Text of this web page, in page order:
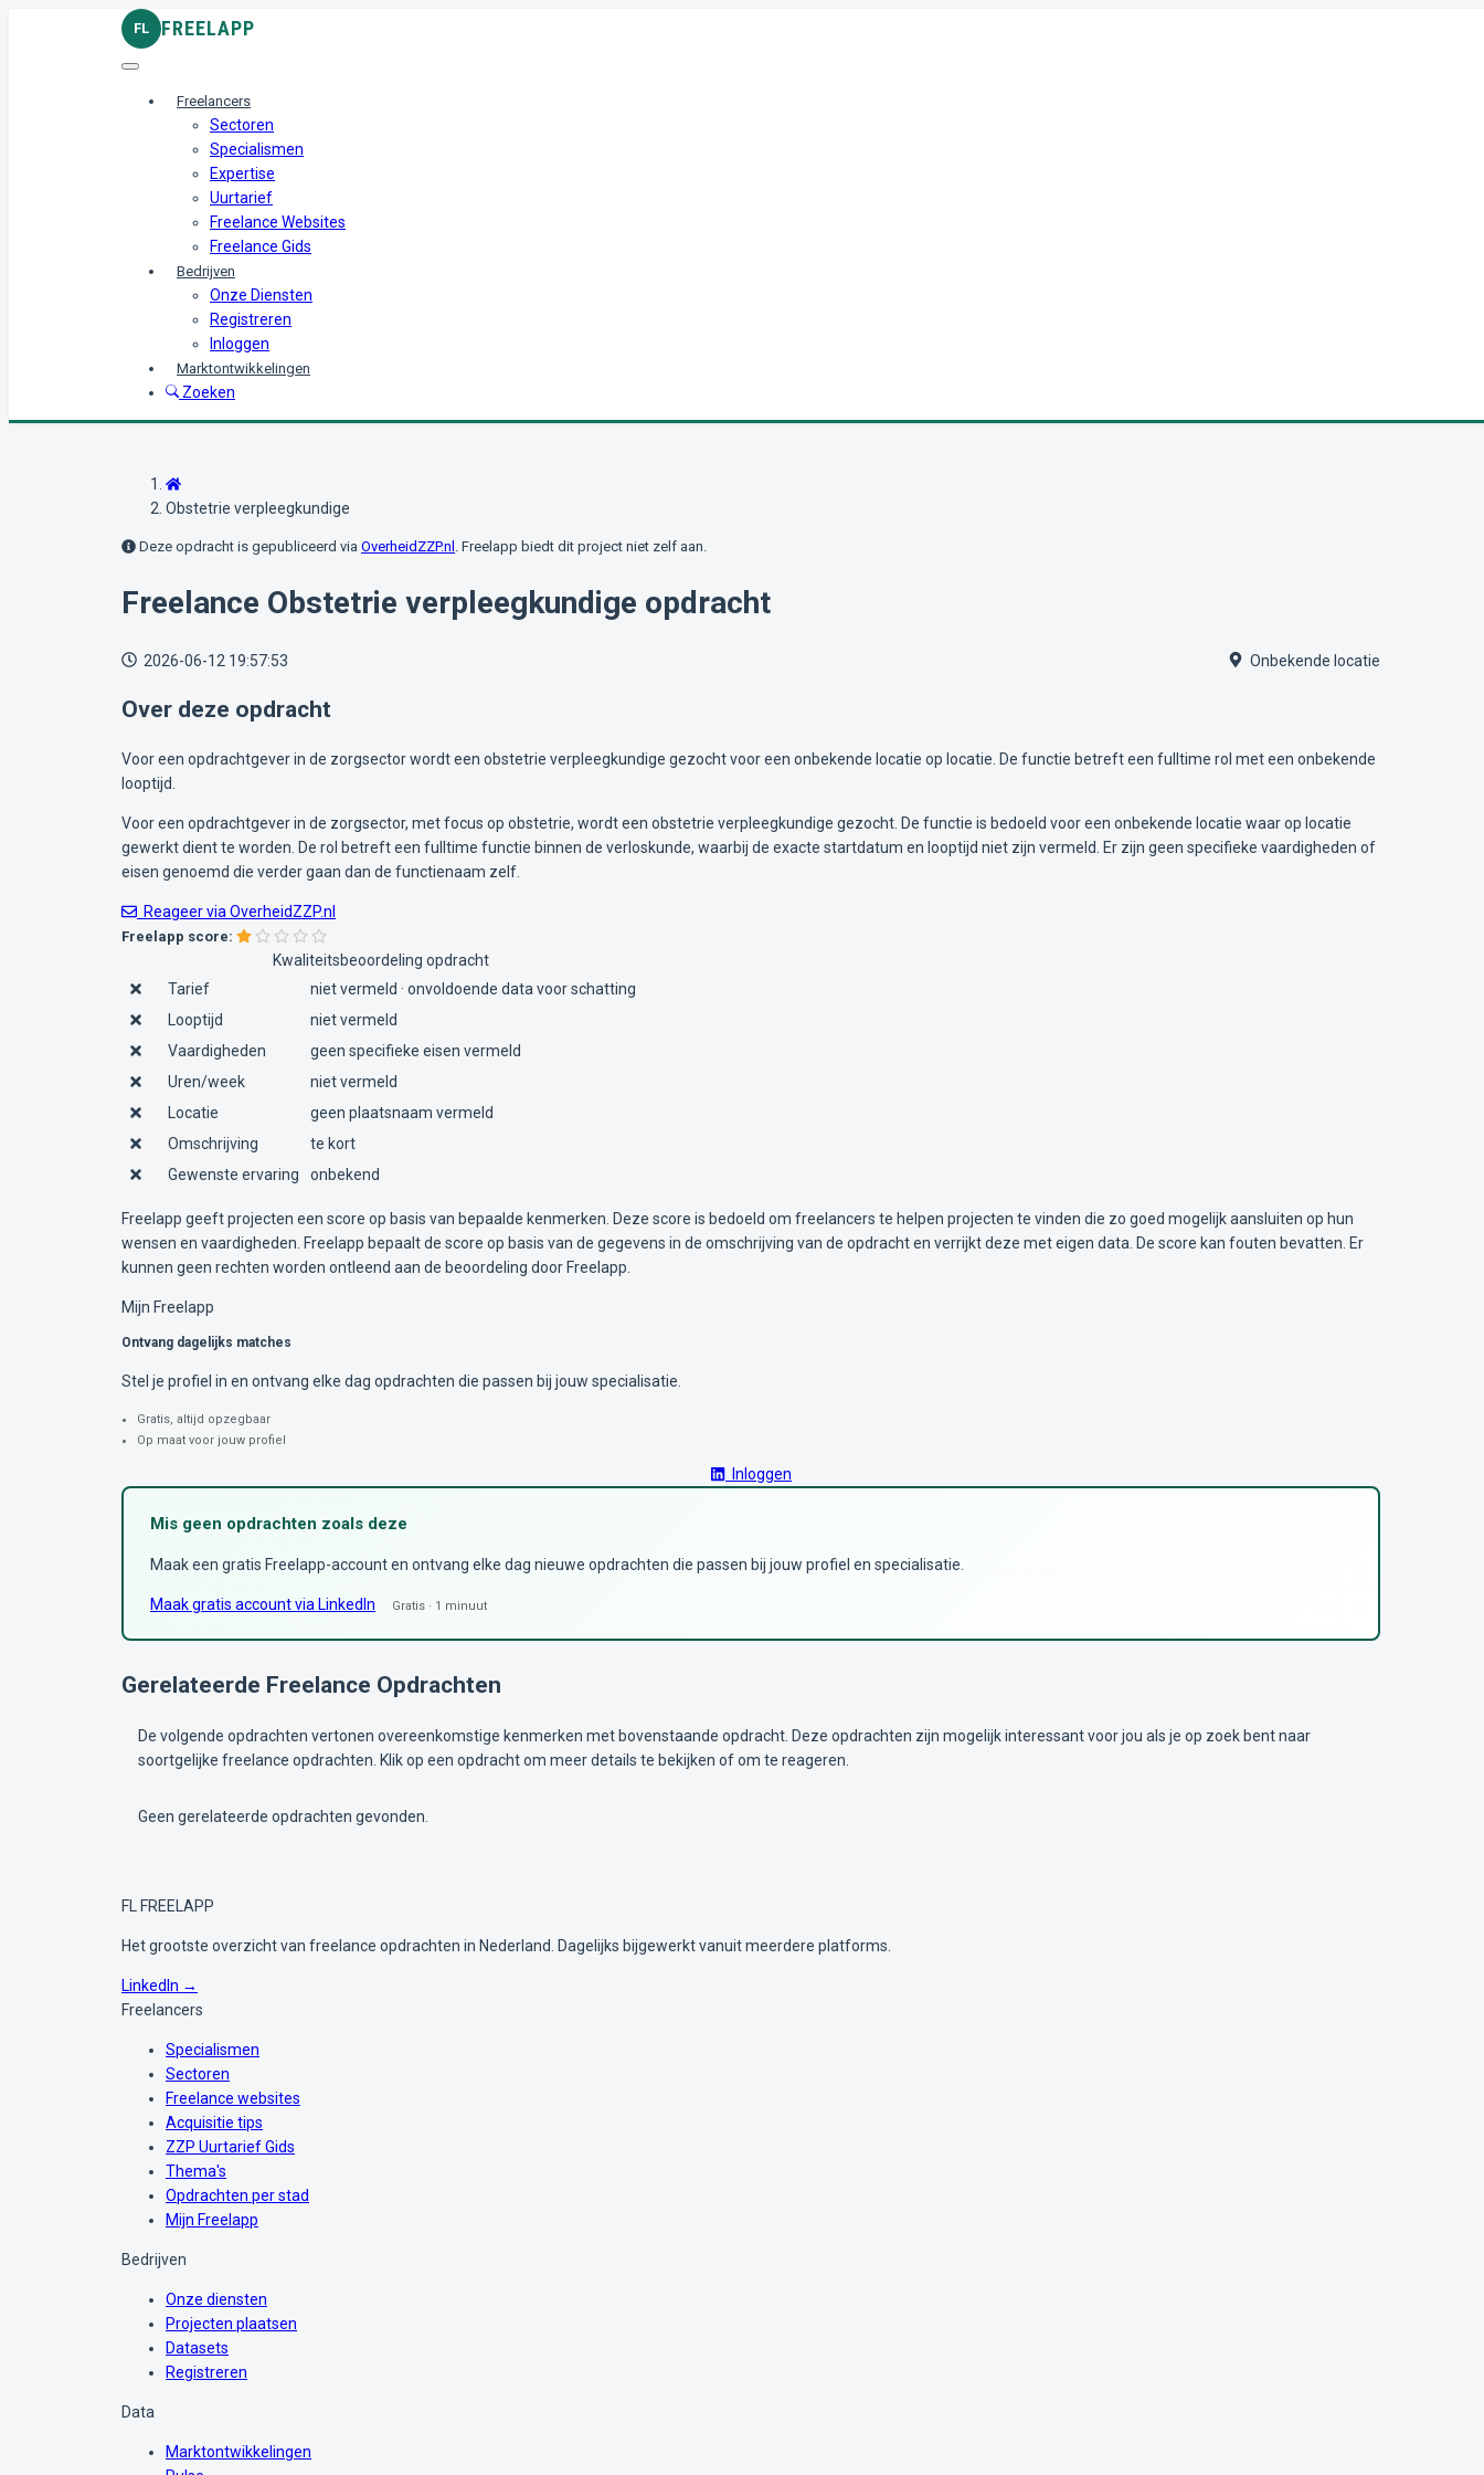
FL FREELAPP
Freelancers
Sectoren
Specialismen
Expertise
Uurtarief
Freelance Websites
Freelance Gids
Bedrijven
Onze Diensten
Registreren
Inloggen
Marktontwikkelingen
Zoeken
Obstetrie verpleegkundige
Deze opdracht is gepubliceerd via OverheidZZP.nl . Freelapp biedt dit project niet zelf aan.
Freelance Obstetrie verpleegkundige opdracht
2026-06-12 19:57:53 Onbekende locatie
Over deze opdracht
Voor een opdrachtgever in de zorgsector wordt een obstetrie verpleegkundige gezocht voor een onbekende locatie op locatie. De functie betreft een fulltime rol met een onbekende
looptijd.
Voor een opdrachtgever in de zorgsector, met focus op obstetrie, wordt een obstetrie verpleegkundige gezocht. De functie is bedoeld voor een onbekende locatie waar op locatie
gewerkt dient te worden. De rol betreft een fulltime functie binnen de verloskunde, waarbij de exacte startdatum en looptijd niet zijn vermeld. Er zijn geen specifieke vaardigheden of
eisen genoemd die verder gaan dan de functienaam zelf.
Reageer via OverheidZZP.nl
Freelapp score:
Kwaliteitsbeoordeling opdracht
Tarief
niet vermeld · onvoldoende data voor schatting
Looptijd
niet vermeld
Vaardigheden
geen specifieke eisen vermeld
Uren/week
niet vermeld
Locatie
geen plaatsnaam vermeld
Omschrijving
te kort
Gewenste ervaring
onbekend
Freelapp geeft projecten een score op basis van bepaalde kenmerken. Deze score is bedoeld om freelancers te helpen projecten te vinden die zo goed mogelijk aansluiten op hun
wensen en vaardigheden. Freelapp bepaalt de score op basis van de gegevens in de omschrijving van de opdracht en verrijkt deze met eigen data. De score kan fouten bevatten. Er
kunnen geen rechten worden ontleend aan de beoordeling door Freelapp.
Mijn Freelapp
Ontvang dagelijks matches
Stel je profiel in en ontvang elke dag opdrachten die passen bij jouw specialisatie.
Gratis, altijd opzegbaar
Op maat voor jouw profiel
Inloggen
Mis geen opdrachten zoals deze
Maak een gratis Freelapp-account en ontvang elke dag nieuwe opdrachten die passen bij jouw profiel en specialisatie.
Maak gratis account via LinkedIn Gratis · 1 minuut
Gerelateerde Freelance Opdrachten
De volgende opdrachten vertonen overeenkomstige kenmerken met bovenstaande opdracht. Deze opdrachten zijn mogelijk interessant voor jou als je op zoek bent naar
soortgelijke freelance opdrachten. Klik op een opdracht om meer details te bekijken of om te reageren.
Geen gerelateerde opdrachten gevonden.
FL FREELAPP
Het grootste overzicht van freelance opdrachten in Nederland. Dagelijks bijgewerkt vanuit meerdere platforms.
LinkedIn →
Freelancers
Specialismen
Sectoren
Freelance websites
Acquisitie tips
ZZP Uurtarief Gids
Thema's
Opdrachten per stad
Mijn Freelapp
Bedrijven
Onze diensten
Projecten plaatsen
Datasets
Registreren
Data
Marktontwikkelingen